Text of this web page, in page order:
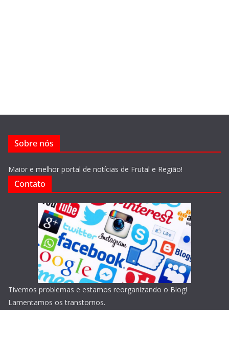
Sobre nós
Maior e melhor portal de notícias de Frutal e Região!
Contato
Tivemos problemas e estamos reorganizando o Blog!
Lamentamos os transtornos.